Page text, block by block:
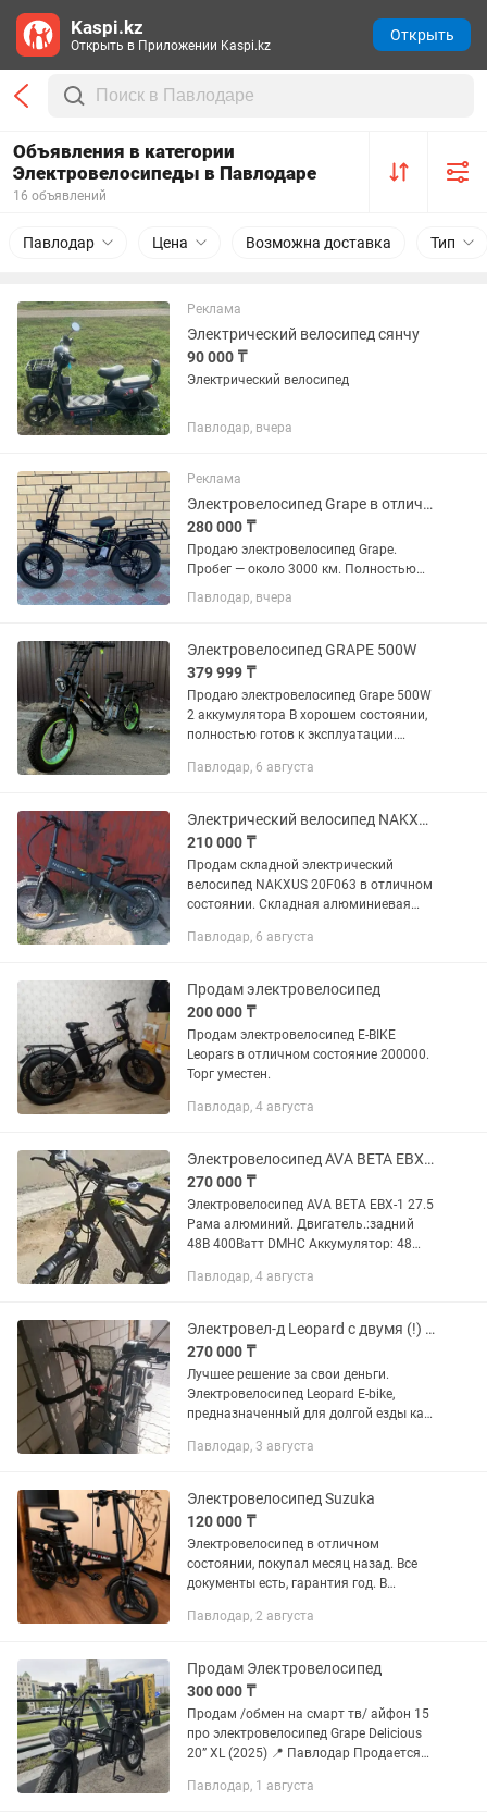
Объявления в категории
Электровелосипеды в Павлодаре
16 объявлений
Павлодар Цена Возможна доставка Тип
Реклама
Электрический велосипед сянчу
90 000 ₸
Электрический велосипед
Павлодар, вчера
Реклама
Электровелосипед Grape в отличном состоянии
280 000 ₸
Продаю электровелосипед Grape.
Пробег — около 3000 км. Полностью
исправен, ездит отлично. Батарея
держит хорошо. Камеры заменены на
устройство. Велосипед...
Павлодар, вчера
Электровелосипед GRAРE 500W
379 999 ₸
Продаю электровелосипед Grape 500W
2 аккумулятора В хорошем состоянии,
полностью готов к эксплуатации.
поездок, так и для работы курьером. В
Павлодар, 6 августа
Электрический велосипед NAKXUS
210 000 ₸
Продам складной электрический
велосипед NAKXUS 20F063 в отличном
состоянии. Складная алюминиевая
10Ач. Мощность 350Вт. Запас хода до
Павлодар, 6 августа
Продам электровелосипед
200 000 ₸
Продам электровелосипед E-BIKE
Leopars в отличном состояние 200000.
Торг уместен.
Павлодар, 4 августа
Электровелосипед AVА ВЕТА ЕВX-1 27.5
270 000 ₸
Электровелосипед AVА ВЕТА ЕВX-1 27.5
Рама алюминий. Двигатель.:задний
48В 400Ватт DМНС Аккумулятор: 48
скорость: около 25 км/ч. Запас хода: со
Павлодар, 4 августа
Электровел-д Leopard с двумя (!) аккумуляторами
270 000 ₸
Лучшее решение за свои деньги.
Электровелосипед Leopard E-bike,
предназначенный для долгой езды как
аккумулятора (1 купил отдельно),
Павлодар, 3 августа
Электровелосипед Suzuka
120 000 ₸
Электровелосипед в отличном
состоянии, покупал месяц назад. Все
документы есть, гарантия год. В
бутылка, 2 пары ключей, корзина, и
Павлодар, 2 августа
Продам Электровелосипед
300 000 ₸
Продам /обмен на смарт тв/ айфон 15
про электровелосипед Grape Delicious
20” XL (2025) 📍 Павлодар Продается
Grape Delicious 20” XL (2025). Идеально
Павлодар, 1 августа
Kaspi.kz
Открыть в Приложении Kaspi.kz
Открыть